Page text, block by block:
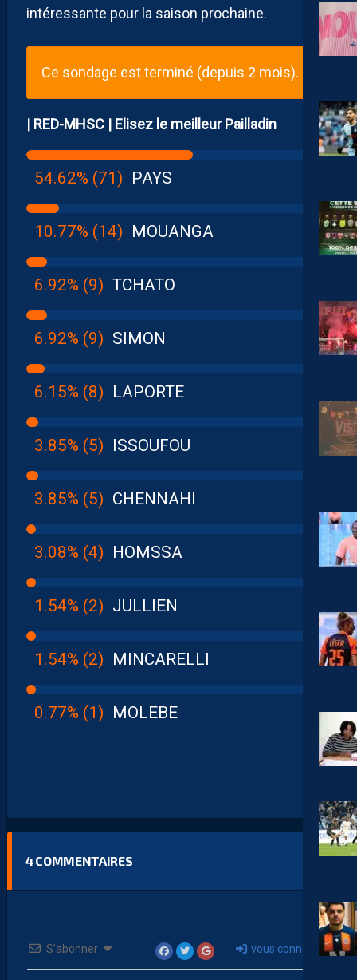
intéressante pour la saison prochaine.
Ce sondage est terminé (depuis 2 mois).
| RED-MHSC | Elisez le meilleur Pailladin
54.62% (71) PAYS
10.77% (14) MOUANGA
6.92% (9) TCHATO
6.92% (9) SIMON
6.15% (8) LAPORTE
3.85% (5) ISSOUFOU
3.85% (5) CHENNAHI
3.08% (4) HOMSSA
1.54% (2) JULLIEN
1.54% (2) MINCARELLI
0.77% (1) MOLEBE
4COMMENTAIRES
S’abonner vous connecter